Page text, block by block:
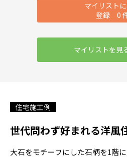
マイリスト
登録 0
マイリストを見
住宅施工例
世代問わず好まれる洋風
大石をモチーフにした石柄を1階